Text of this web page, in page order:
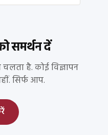
समर्थन दें
है. कोई विज्ञापन
सिर्फ आप.